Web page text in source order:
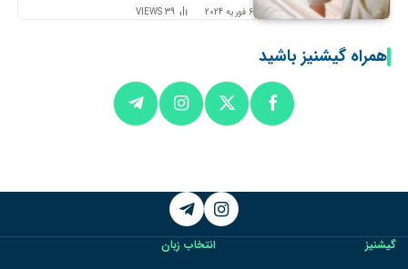
6 فوریه 2024 39
VIEWS
همراه گیشنیز باشید
Instagram
Telegram
گیشنیز
انتخاب زبان